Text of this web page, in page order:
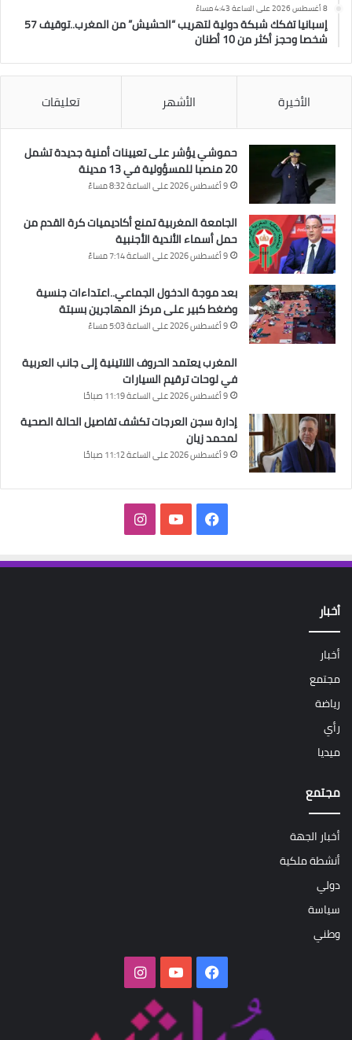
8 أغسطس 2026 على الساعة 4:43 مساءً
إسبانيا تفكك شبكة دولية لتهريب “الحشيش” من المغرب..توقيف 57
شخصا وحجز أكثر من 10 أطنان
الأخيرة الأشهر تعليقات
حموشي يؤشر على تعيينات أمنية جديدة تشمل
20 منصبا للمسؤولية في 13 مدينة
9 أغسطس 2026 على الساعة 8:32 مساءً
الجامعة المغربية تمنع أكاديميات كرة القدم من
حمل أسماء الأندية الأجنبية
9 أغسطس 2026 على الساعة 7:14 مساءً
بعد موجة الدخول الجماعي..اعتداءات جنسية
وضغط كبير على مركز المهاجرين بسبتة
9 أغسطس 2026 على الساعة 5:03 مساءً
المغرب يعتمد الحروف اللاتينية إلى جانب العربية
في لوحات ترقيم السيارات
9 أغسطس 2026 على الساعة 11:19 صباحًا
إدارة سجن العرجات تكشف تفاصيل الحالة الصحية
لمحمد زيان
9 أغسطس 2026 على الساعة 11:12 صباحًا
فيسبوك‫YouTubeانستقرام
أخبار
أخبار
مجتمع
رياضة
رأي
ميديا
مجتمع
أخبار الجهة
أنشطة ملكية
دولي
سياسة
وطني
فيسبوك‫YouTubeانستقرام